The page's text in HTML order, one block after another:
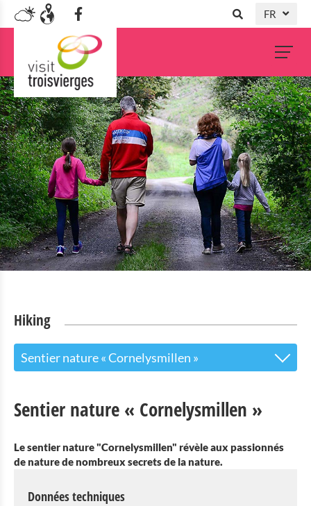
FR
NL
EN
Hiking
Sentier nature « Cornelysmillen »
Basbellain"
sentier de randonnée local TV 1
Circuit de randonnée TV2
Sentier nature « Cornelysmillen »
Le sentier nature "Cornelysmillen" révèle aux passionnés
de nature de nombreux secrets de la nature.
Données techniques